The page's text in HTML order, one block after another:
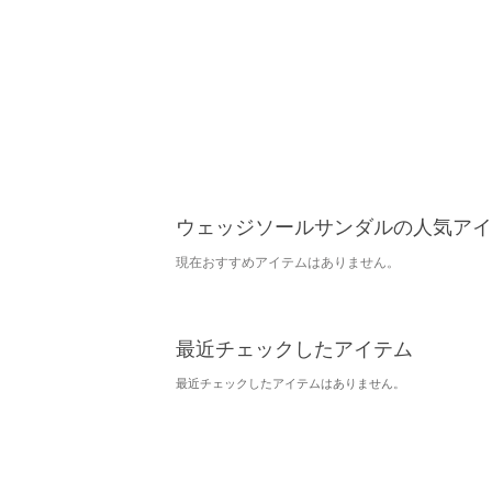
ウェッジソールサンダルの人気ア
現在おすすめアイテムはありません。
最近チェックしたアイテム
最近チェックしたアイテムはありません。